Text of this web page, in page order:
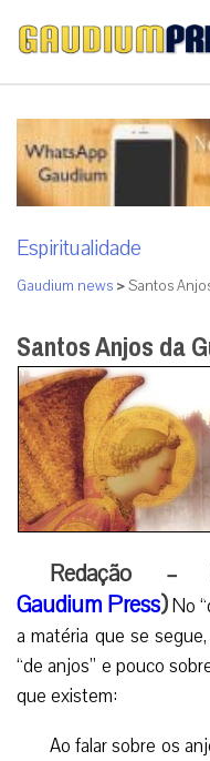
Espiritualidade
Gaudium news >Santos
Santos Anjos da
Redação –
Gaudium Press)No
a matéria que se
“de anjos” e pouco
que existem:
Ao falar sobre os